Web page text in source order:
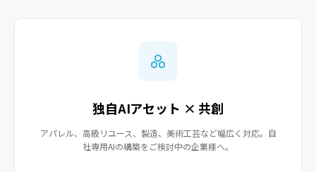
独自AIアセット × 共創
アパレル、高級リユース、製造、美術工芸など幅広く対応。自
社専用AIの構築をご検討中の企業様へ。